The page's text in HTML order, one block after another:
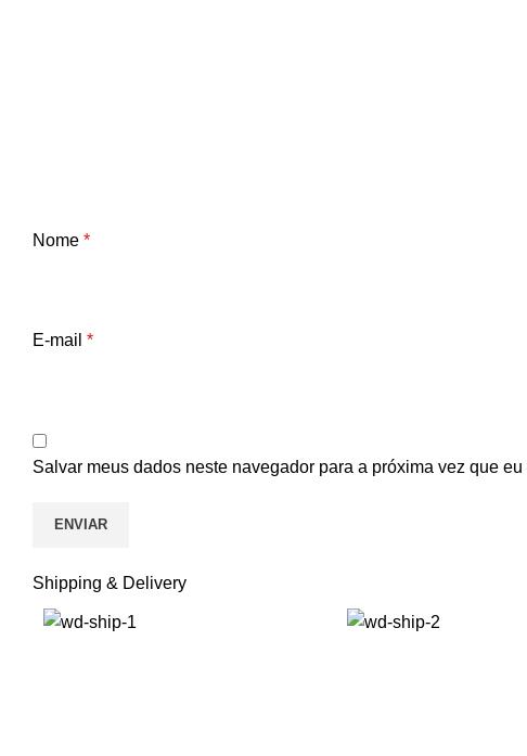
Nome *
E-mail *
Salvar meus dados neste navegador para a próxima vez que eu
Shipping & Delivery